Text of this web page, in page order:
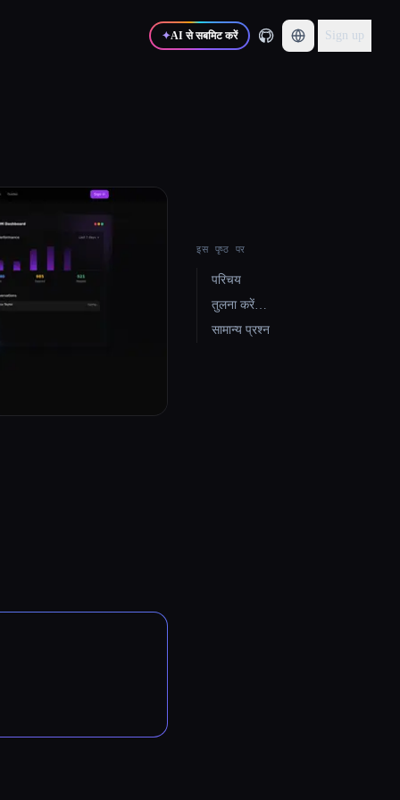
✦AI से सबमिट करें Sign up
इस पृष्ठ पर
परिचय
तुलना करें…
सामान्य प्रश्न